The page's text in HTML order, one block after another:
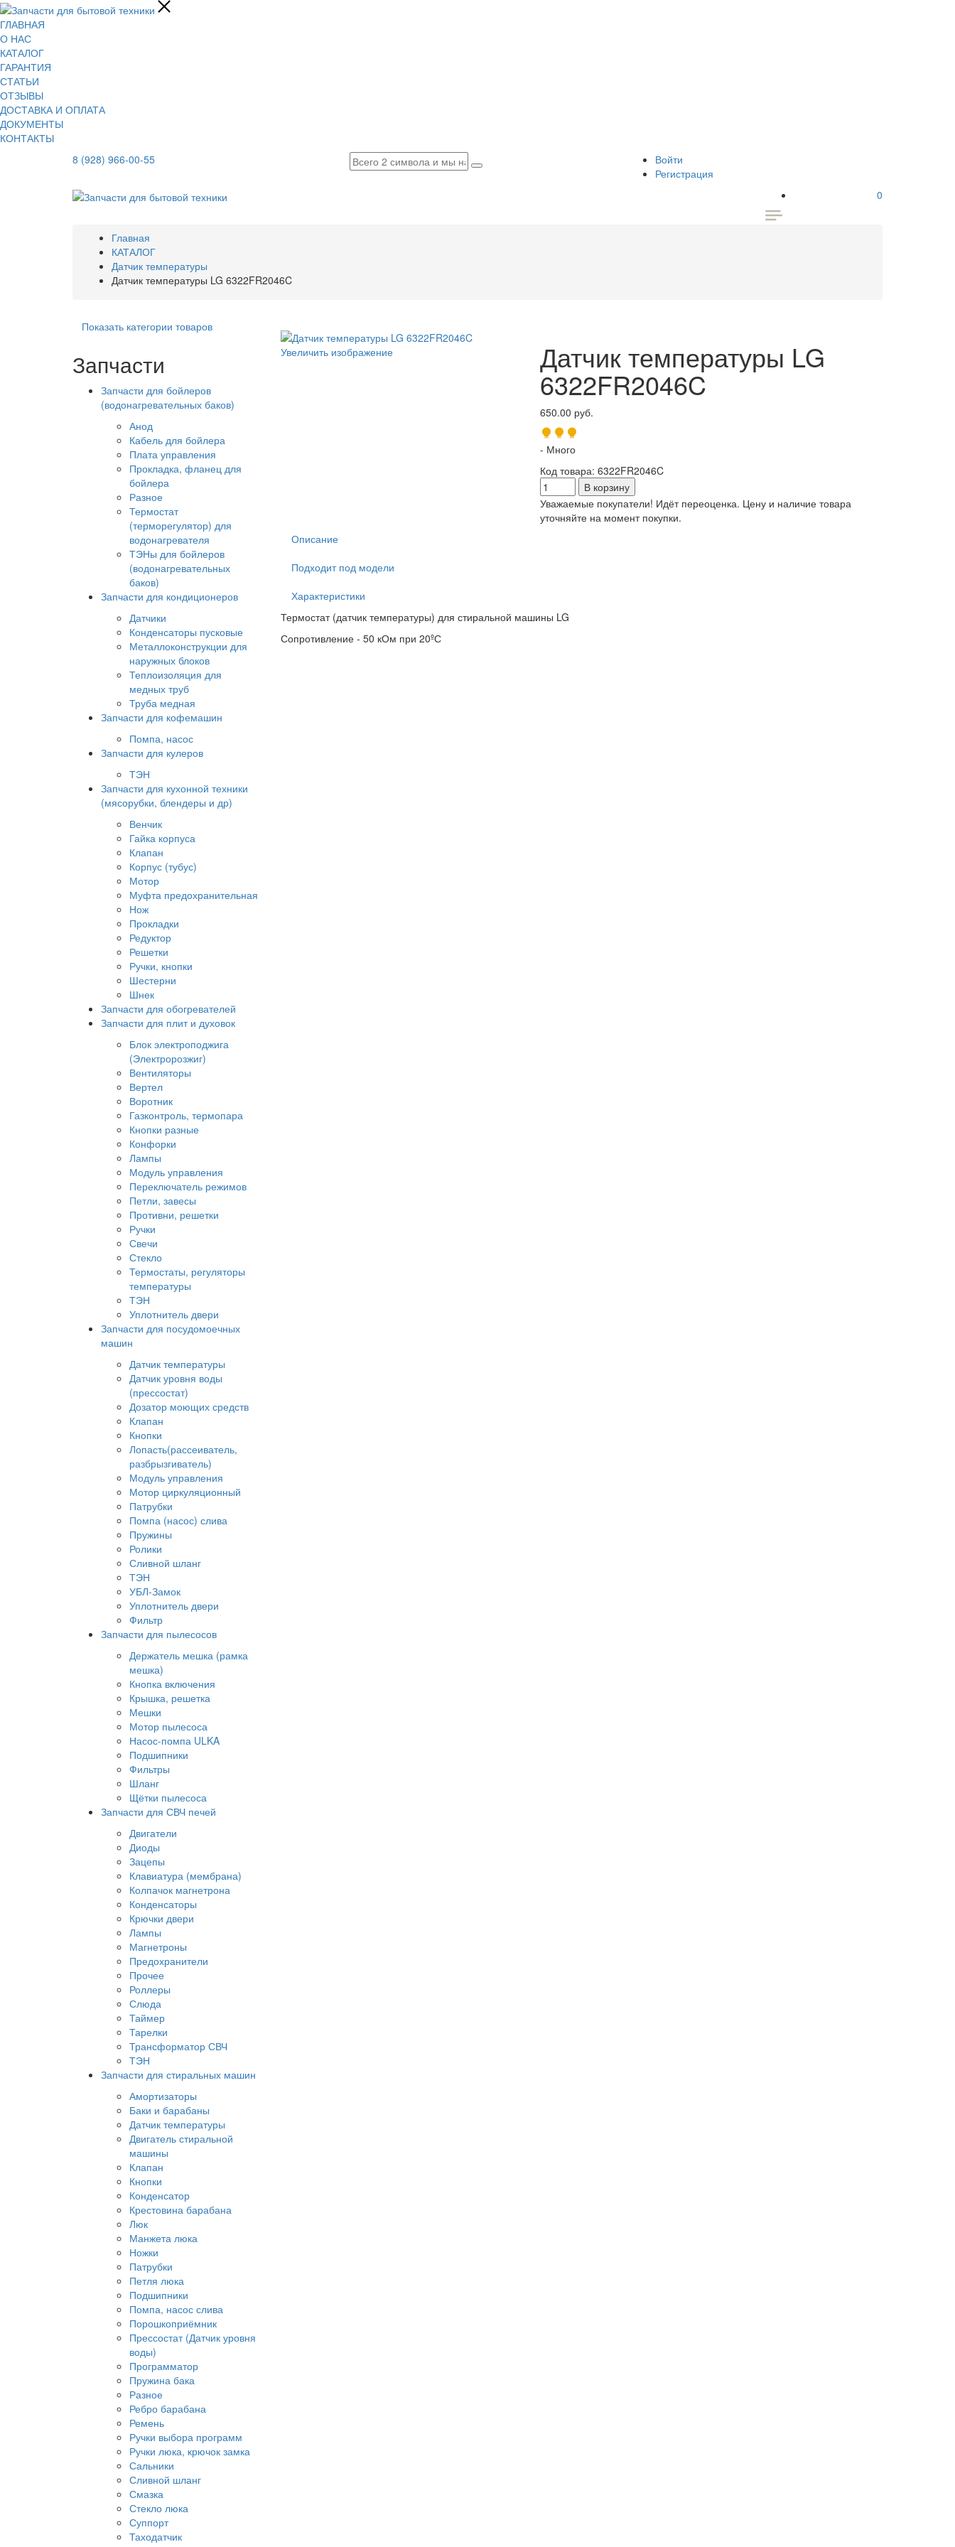
ГЛАВНАЯ
О НАС
КАТАЛОГ
ГАРАНТИЯ
СТАТЬИ
ОТЗЫВЫ
ДОСТАВКА И ОПЛАТА
ДОКУМЕНТЫ
КОНТАКТЫ
8 (928) 966-00-55
Войти
Регистрация
0
Главная
КАТАЛОГ
Датчик температуры
Датчик температуры LG 6322FR2046C
Показать категории товаров
Запчасти
Запчасти для бойлеров
(водонагревательных баков)
Анод
Кабель для бойлера
Плата управления
Прокладка, фланец для
бойлера
Разное
Термостат
(терморегулятор) для
водонагревателя
ТЭНы для бойлеров
(водонагревательных
баков)
Запчасти для кондиционеров
Датчики
Конденсаторы пусковые
Металлоконструкции для
наружных блоков
Теплоизоляция для
медных труб
Труба медная
Запчасти для кофемашин
Помпа, насос
Запчасти для кулеров
ТЭН
Запчасти для кухонной техники
(мясорубки, блендеры и др)
Венчик
Гайка корпуса
Клапан
Корпус (тубус)
Мотор
Муфта предохранительная
Нож
Прокладки
Редуктор
Решетки
Ручки, кнопки
Шестерни
Шнек
Запчасти для обогревателей
Запчасти для плит и духовок
Блок электроподжига
(Электророзжиг)
Вентиляторы
Вертел
Воротник
Газконтроль, термопара
Кнопки разные
Конфорки
Лампы
Модуль управления
Переключатель режимов
Петли, завесы
Противни, решетки
Ручки
Свечи
Стекло
Термостаты, регуляторы
температуры
ТЭН
Уплотнитель двери
Запчасти для посудомоечных
машин
Датчик температуры
Датчик уровня воды
(прессостат)
Дозатор моющих средств
Клапан
Кнопки
Лопасть(рассеиватель,
разбрызгиватель)
Модуль управления
Мотор циркуляционный
Патрубки
Помпа (насос) слива
Пружины
Ролики
Сливной шланг
ТЭН
УБЛ-Замок
Уплотнитель двери
Фильтр
Запчасти для пылесосов
Держатель мешка (рамка
мешка)
Кнопка включения
Крышка, решетка
Мешки
Мотор пылесоса
Насос-помпа ULKA
Подшипники
Фильтры
Шланг
Щётки пылесоса
Запчасти для СВЧ печей
Двигатели
Диоды
Зацепы
Клавиатура (мембрана)
Колпачок магнетрона
Конденсаторы
Крючки двери
Лампы
Магнетроны
Предохранители
Прочее
Роллеры
Слюда
Таймер
Тарелки
Трансформатор СВЧ
ТЭН
Запчасти для стиральных машин
Амортизаторы
Баки и барабаны
Датчик температуры
Двигатель стиральной
машины
Клапан
Кнопки
Конденсатор
Крестовина барабана
Люк
Манжета люка
Ножки
Патрубки
Петля люка
Подшипники
Помпа, насос слива
Порошкоприёмник
Прессостат (Датчик уровня
воды)
Программатор
Пружина бака
Разное
Ребро барабана
Ремень
Ручки выбора программ
Ручки люка, крючок замка
Сальники
Сливной шланг
Смазка
Стекло люка
Суппорт
Таходатчик
Увеличить изображение Датчик температуры LG
6322FR2046C
650.00 руб.
- Много
Код товара:6322FR2046C
Уважаемые покупатели! Идёт переоценка. Цену и наличие товара
уточняйте на момент покупки.
Описание
Подходит под модели
Характеристики
Термостат (датчик температуры) для стиральной машины LG
Сопротивление - 50 кОм при 20ºС